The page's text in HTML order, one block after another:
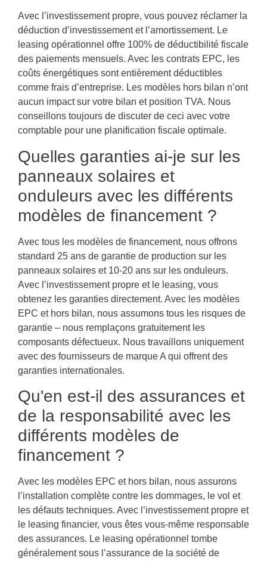
Avec l’investissement propre, vous pouvez réclamer la
déduction d’investissement et l’amortissement. Le
leasing opérationnel offre 100% de déductibilité fiscale
des paiements mensuels. Avec les contrats EPC, les
coûts énergétiques sont entièrement déductibles
comme frais d’entreprise. Les modèles hors bilan n’ont
aucun impact sur votre bilan et position TVA. Nous
conseillons toujours de discuter de ceci avec votre
comptable pour une planification fiscale optimale.
Quelles garanties ai-je sur les
panneaux solaires et
onduleurs avec les différents
modèles de financement ?
Avec tous les modèles de financement, nous offrons
standard 25 ans de garantie de production sur les
panneaux solaires et 10-20 ans sur les onduleurs.
Avec l’investissement propre et le leasing, vous
obtenez les garanties directement. Avec les modèles
EPC et hors bilan, nous assumons tous les risques de
garantie – nous remplaçons gratuitement les
composants défectueux. Nous travaillons uniquement
avec des fournisseurs de marque A qui offrent des
garanties internationales.
Qu'en est-il des assurances et
de la responsabilité avec les
différents modèles de
financement ?
Avec les modèles EPC et hors bilan, nous assurons
l’installation complète contre les dommages, le vol et
les défauts techniques. Avec l’investissement propre et
le leasing financier, vous êtes vous-même responsable
des assurances. Le leasing opérationnel tombe
généralement sous l’assurance de la société de